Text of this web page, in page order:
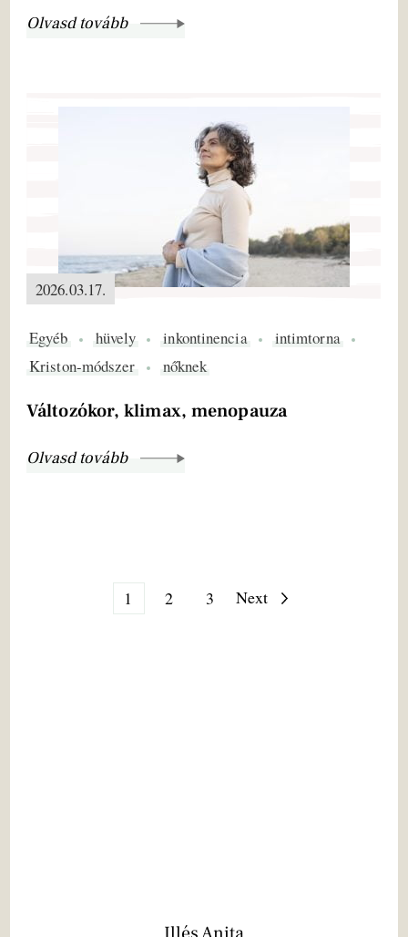
Olvasd tovább
2026.03.17.
Egyéb hüvely inkontinencia
intimtorna
Kriston-módszer
nőknek
Változókor, klimax, menopauza
Olvasd tovább
Bejegyzések
Page
1 Page
2 Page
3 Next